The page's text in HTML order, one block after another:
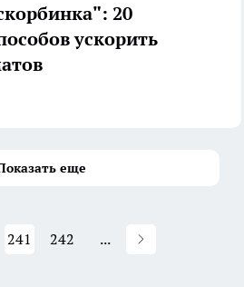
20
ускорить
еще
241 242 ...